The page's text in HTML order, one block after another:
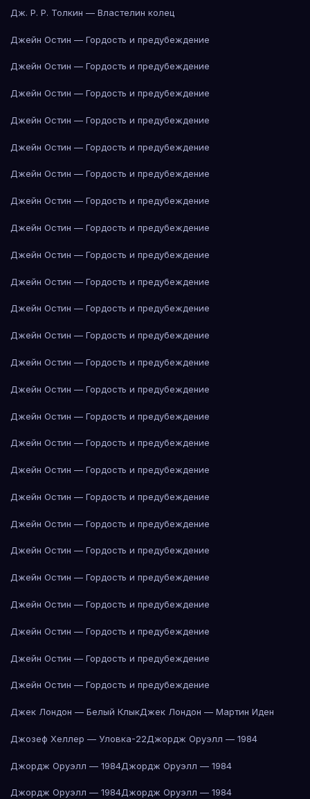
Дж. Р. Р. Толкин — Властелин колец
Джейн Остин — Гордость и предубеждение
Джейн Остин — Гордость и предубеждение
Джейн Остин — Гордость и предубеждение
Джейн Остин — Гордость и предубеждение
Джейн Остин — Гордость и предубеждение
Джейн Остин — Гордость и предубеждение
Джейн Остин — Гордость и предубеждение
Джейн Остин — Гордость и предубеждение
Джейн Остин — Гордость и предубеждение
Джейн Остин — Гордость и предубеждение
Джейн Остин — Гордость и предубеждение
Джейн Остин — Гордость и предубеждение
Джейн Остин — Гордость и предубеждение
Джейн Остин — Гордость и предубеждение
Джейн Остин — Гордость и предубеждение
Джейн Остин — Гордость и предубеждение
Джейн Остин — Гордость и предубеждение
Джейн Остин — Гордость и предубеждение
Джейн Остин — Гордость и предубеждение
Джейн Остин — Гордость и предубеждение
Джейн Остин — Гордость и предубеждение
Джейн Остин — Гордость и предубеждение
Джейн Остин — Гордость и предубеждение
Джейн Остин — Гордость и предубеждение
Джейн Остин — Гордость и предубеждение
Джек Лондон — Белый КлыкДжек Лондон — Мартин Иден
Джозеф Хеллер — Уловка-22Джордж Оруэлл — 1984
Джордж Оруэлл — 1984Джордж Оруэлл — 1984
Джордж Оруэлл — 1984Джордж Оруэлл — 1984